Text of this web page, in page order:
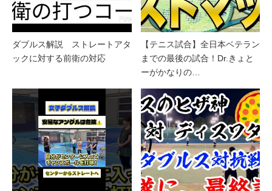
ダブルス解説 ストレートアタ
ックに対する前衛の対応
【テニス試合】全日本ベテラン
までの最後の試合！Dr.きょと
ーがかなりの…